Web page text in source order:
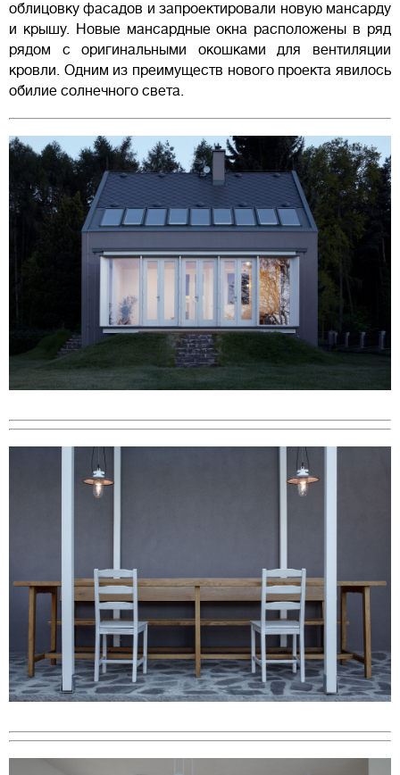
облицовку фасадов и запроектировали новую мансарду
и крышу. Новые мансардные окна расположены в ряд
рядом с оригинальными окошками для вентиляции
кровли. Одним из преимуществ нового проекта явилось
обилие солнечного света.